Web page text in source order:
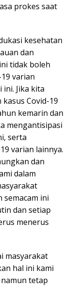
prokes saat
kesehatan
dan
tidak boleh
varian
Jika kita
Covid-19
kemarin dan
mengantisipasi
serta
varian lainnya.
dan
dalam
ini
dan setiap
menerus
masyarakat
hal ini kami
tetap